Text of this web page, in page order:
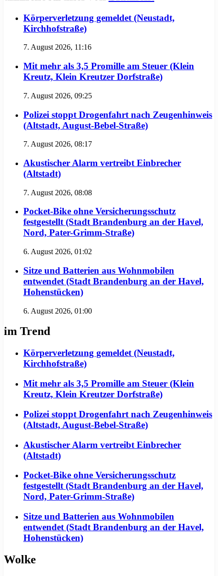
Körperverletzung gemeldet (Neustadt,
Kirchhofstraße)
7. August 2026, 11:16
Mit mehr als 3,5 Promille am Steuer (Klein
Kreutz, Klein Kreutzer Dorfstraße)
7. August 2026, 09:25
Polizei stoppt Drogenfahrt nach Zeugenhinweis
(Altstadt, August-Bebel-Straße)
7. August 2026, 08:17
Akustischer Alarm vertreibt Einbrecher
(Altstadt)
7. August 2026, 08:08
Pocket-Bike ohne Versicherungsschutz
festgestellt (Stadt Brandenburg an der Havel,
Nord, Pater-Grimm-Straße)
6. August 2026, 01:02
Sitze und Batterien aus Wohnmobilen
entwendet (Stadt Brandenburg an der Havel,
Hohenstücken)
6. August 2026, 01:00
im Trend
Körperverletzung gemeldet (Neustadt,
Kirchhofstraße)
Mit mehr als 3,5 Promille am Steuer (Klein
Kreutz, Klein Kreutzer Dorfstraße)
Polizei stoppt Drogenfahrt nach Zeugenhinweis
(Altstadt, August-Bebel-Straße)
Akustischer Alarm vertreibt Einbrecher
(Altstadt)
Pocket-Bike ohne Versicherungsschutz
festgestellt (Stadt Brandenburg an der Havel,
Nord, Pater-Grimm-Straße)
Sitze und Batterien aus Wohnmobilen
entwendet (Stadt Brandenburg an der Havel,
Hohenstücken)
Wolke